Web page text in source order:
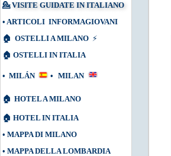
💁 VISITE GUIDATE IN ITALIANO
• ARTICOLI INFORMAGIOVANI
🏠 OSTELLI A MILANO ⚡
🏠 OSTELLI IN ITALIA
• MILÁN • MILAN
🏠 HOTEL A MILANO
🏠 HOTEL IN ITALIA
• MAPPA DI MILANO
• MAPPA DELLA LOMBARDIA